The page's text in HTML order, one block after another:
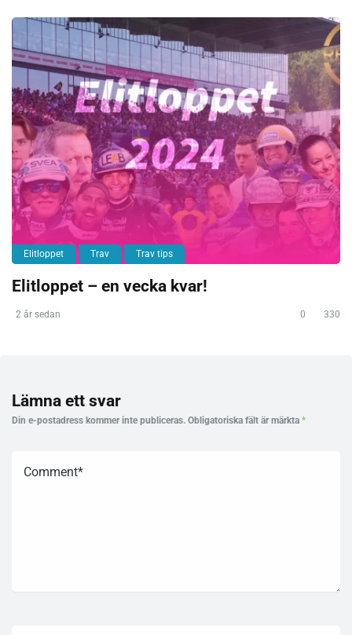
Elitloppet Trav Trav tips
Elitloppet – en vecka kvar!
2 år sedan 0 330
Lämna ett svar
Din e-postadress kommer inte publiceras. Obligatoriska fält är märkta *